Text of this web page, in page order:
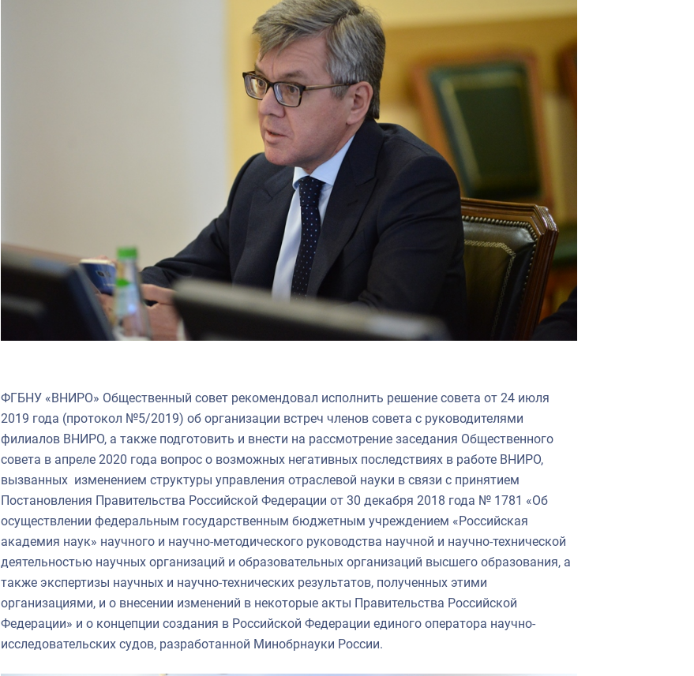
ФГБНУ «ВНИРО» Общественный совет рекомендовал исполнить решение совета от 24 июля
2019 года (протокол №5/2019) об организации встреч членов совета с руководителями
филиалов ВНИРО, а также подготовить и внести на рассмотрение заседания Общественного
совета в апреле 2020 года вопрос о возможных негативных последствиях в работе ВНИРО,
вызванных изменением структуры управления отраслевой науки в связи с принятием
Постановления Правительства Российской Федерации от 30 декабря 2018 года № 1781 «Об
осуществлении федеральным государственным бюджетным учреждением «Российская
академия наук» научного и научно-методического руководства научной и научно-технической
деятельностью научных организаций и образовательных организаций высшего образования, а
также экспертизы научных и научно-технических результатов, полученных этими
организациями, и о внесении изменений в некоторые акты Правительства Российской
Федерации» и о концепции создания в Российской Федерации единого оператора научно-
исследовательских судов, разработанной Минобрнауки России.